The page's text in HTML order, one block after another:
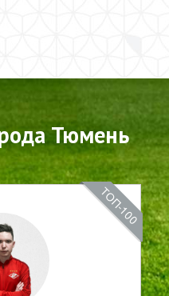
Тюмень
ТОП-100